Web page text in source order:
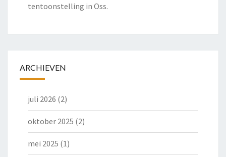
tentoonstelling in Oss.
ARCHIEVEN
juli 2026 (2)
oktober 2025 (2)
mei 2025 (1)